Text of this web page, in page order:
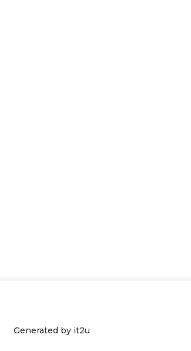
Generated by it2u